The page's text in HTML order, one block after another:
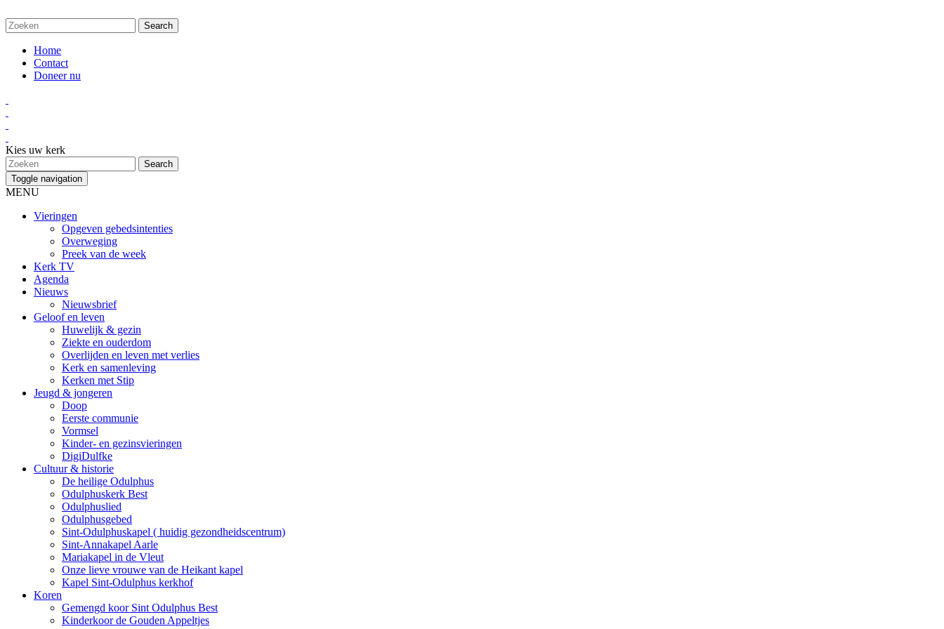
Home
Contact
Doneer nu
Kies uw kerk
Toggle navigation
MENU
Vieringen
Opgeven gebedsintenties
Overweging
Preek van de week
Kerk TV
Agenda
Nieuws
Nieuwsbrief
Geloof en leven
Huwelijk & gezin
Ziekte en ouderdom
Overlijden en leven met verlies
Kerk en samenleving
Kerken met Stip
Jeugd & jongeren
Doop
Eerste communie
Vormsel
Kinder- en gezinsvieringen
DigiDulfke
Cultuur & historie
De heilige Odulphus
Odulphuskerk Best
Odulphuslied
Odulphusgebed
Sint-Odulphuskapel ( huidig gezondheidscentrum)
Sint-Annakapel Aarle
Mariakapel in de Vleut
Onze lieve vrouwe van de Heikant kapel
Kapel Sint-Odulphus kerkhof
Koren
Gemengd koor Sint Odulphus Best
Kinderkoor de Gouden Appeltjes